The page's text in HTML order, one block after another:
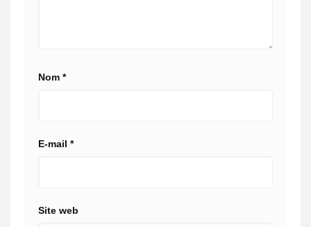
Nom *
E-mail *
Site web